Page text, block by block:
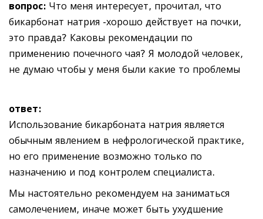
вопрос: Что меня интересует, прочитал, что
бикарбонат натрия -хорошо действует на почки,
это правда? Каковы рекомендации по
применению почечного чая? Я молодой человек,
не думаю чтобы у меня были какие то проблемы
ответ:
Использование бикарбоната натрия является
обычным явлением в нефрологической практике,
но его применение возможно только по
назначению и под контролем специалиста.
Мы настоятельно рекомендуем на заниматься
самолечением, иначе может быть ухудшение